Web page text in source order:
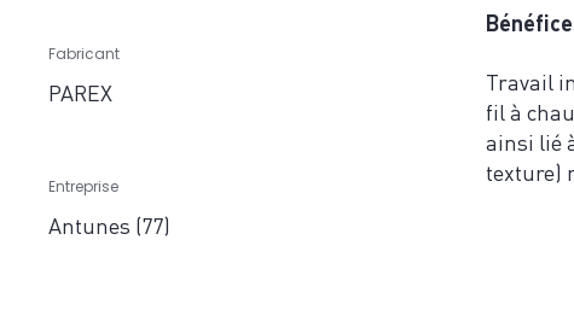
Fabricant
PAREX
Entreprise
Antunes (77)
Travail
fil à
ainsi lié
texture)